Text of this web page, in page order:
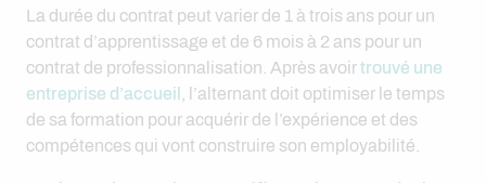
La durée du contrat peut varier de 1 à trois ans pour un
contrat d’apprentissage et de 6 mois à 2 ans pour un
contrat de professionnalisation. Après avoirtrouvé une
entreprise d’accueil
, l’alternant doit optimiser le temps
de sa formation pour acquérir de l’expérience et des
compétences qui vont construire son employabilité.